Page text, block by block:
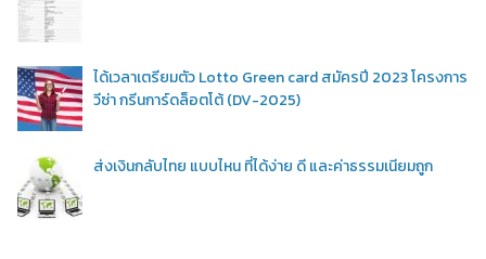
ได้เวลาเตรียมตัว Lotto Green card สมัครปี 2023 โครงการ
วีซ่า กรีนการ์ดล็อตโต้ (DV-2025)
ส่งเงินกลับไทย แบบไหน ที่ได้ง่าย ดี และค่าธรรมเนียมถูก